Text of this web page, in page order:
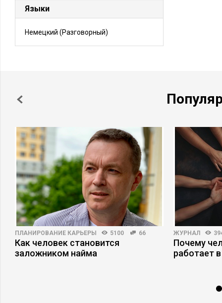
Языки
Немецкий (Разговорный)
ПЛАНИРОВАНИЕ КАРЬЕРЫ 5100 66
Как человек становится
заложником найма
ЖУРНАЛ
Почему
работает